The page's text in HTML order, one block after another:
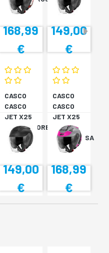
168,99
€
149,00
€
CASCO
CASCO
JET X25
MONOCOLORE
NERO XS
149,00
€
CASCO
CASCO
JET X25
TARGET
TITAN/ROSA
XS
168,99
€